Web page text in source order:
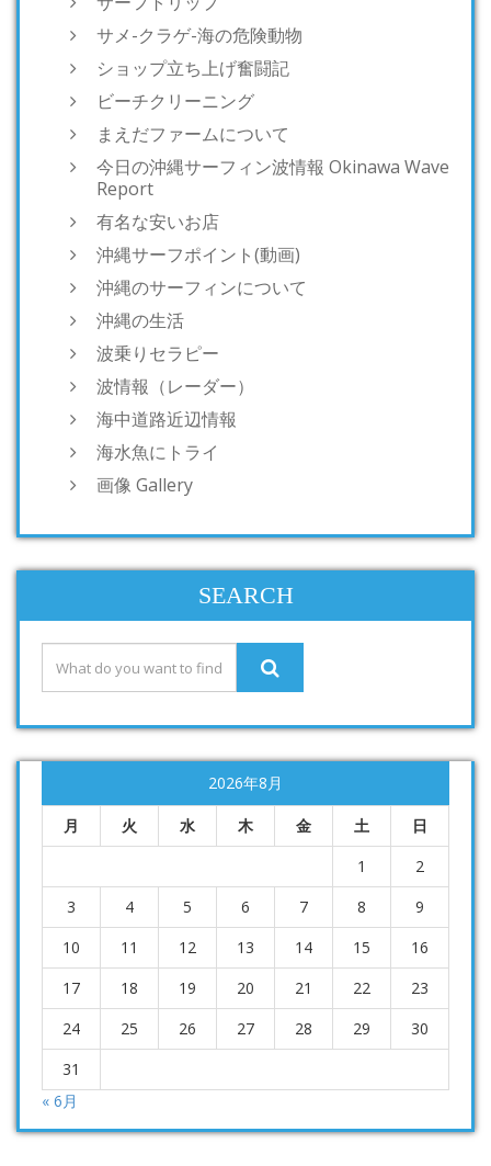
サメ-クラゲ-海の危険動物
ショップ立ち上げ奮闘記
ビーチクリーニング
まえだファームについて
今日の沖縄サーフィン波情報 Okinawa Wave
Report
有名な安いお店
沖縄サーフポイント(動画)
沖縄のサーフィンについて
沖縄の生活
波乗りセラピー
波情報（レーダー）
海中道路近辺情報
海水魚にトライ
画像 Gallery
SEARCH
2026年8月
月 火 水 木 金 土
日
1
2
3
4 5 6 7 8
9
10
11 12 13 14 15
16
17
18 19 20 21 22
23
24
25 26 27 28 29
30
31
« 6月